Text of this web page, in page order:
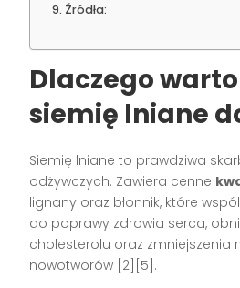
Źródła:
Dlaczego
siemię lniane
Siemię lniane to prawdziwa
odżywczych. Zawiera cenne
lignany oraz błonnik, które
do poprawy zdrowia serca,
cholesterolu oraz zmniejszenia
nowotworów [2][5].